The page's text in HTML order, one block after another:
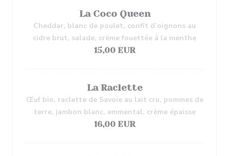
La Coco Queen
Cheddar, blanc de poulet, confit d’oignons au
cidre brut, salade, crème fouettée à la menthe
15,00 EUR
La Raclette
Œuf bio, raclette de Savoie au lait cru, pommes de
terre, jambon blanc, emmental, crème épaisse
16,00 EUR